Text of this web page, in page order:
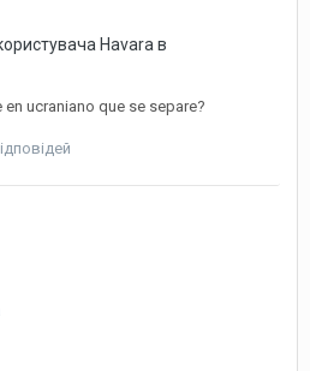
Havara в
ucraniano que se separe?